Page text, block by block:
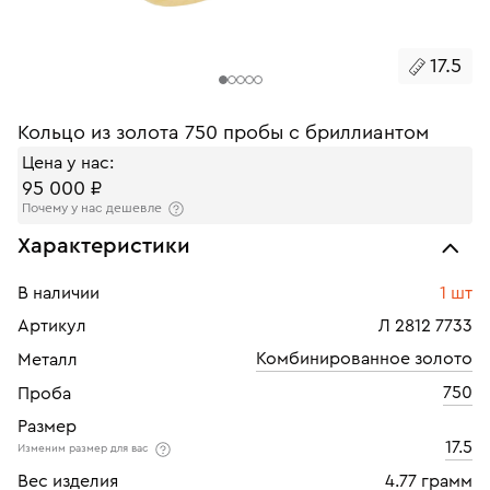
17.5
Кольцо из золота 750 пробы с бриллиантом
Цена у нас:
95 000 ₽
Почему у нас дешевле
Характеристики
В наличии
1 шт
Артикул
Л 2812 7733
Металл
Комбинированное золото
Проба
750
Размер
Изменим размер для вас
17.5
Вес изделия
4.77 грамм